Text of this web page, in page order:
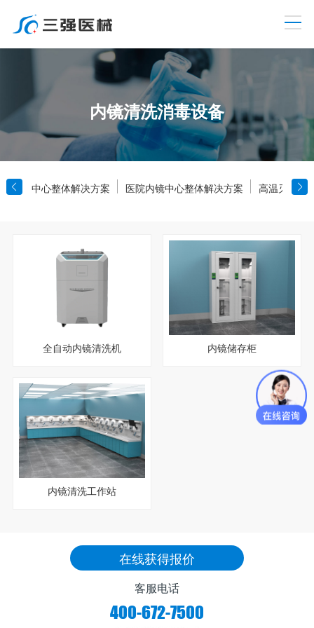
内镜清洗消毒设备
供应中心整体解决方案 医院内镜中心整体解决方案 高温灭菌设
全自动内镜清洗机 内镜储存柜
内镜清洗工作站
在线获得报价
客服电话
400-672-7500